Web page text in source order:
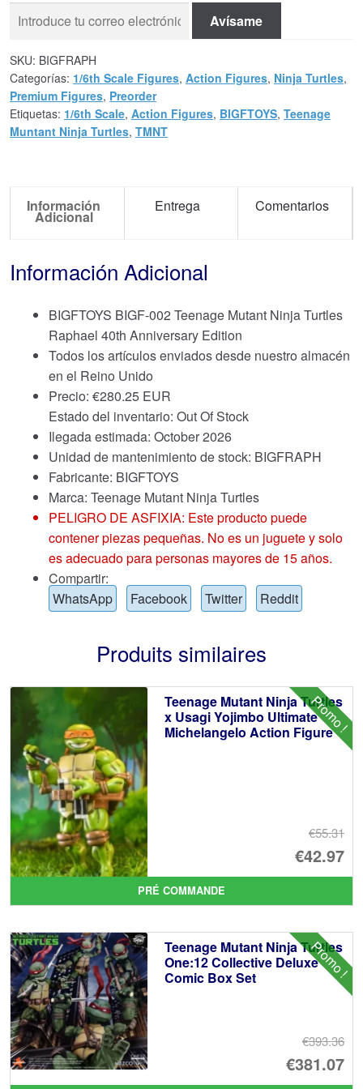
Avísame
SKU: BIGFRAPH
Categorías: 1/6th Scale Figures, Action Figures, Ninja Turtles,
Premium Figures, Preorder
Etiquetas: 1/6th Scale, Action Figures, BIGFTOYS, Teenage
Muntant Ninja Turtles, TMNT
Información
Adicional
Entrega Comentarios
Información Adicional
BIGFTOYS BIGF-002 Teenage Mutant Ninja Turtles
Raphael 40th Anniversary Edition
Todos los artículos enviados desde nuestro almacén
en el Reino Unido
Precio: €280.25 EUR
Estado del inventario: Out Of Stock
Ilegada estimada: October 2026
Unidad de mantenimiento de stock: BIGFRAPH
Fabricante: BIGFTOYS
Marca: Teenage Mutant Ninja Turtles
PELIGRO DE ASFIXIA: Este producto puede
contener piezas pequeñas. No es un juguete y solo
es adecuado para personas mayores de 15 años.
Compartir:
WhatsApp
Facebook Twitter Reddit
Produits similaires
Promo !
Teenage Mutant Ninja Turtles
x Usagi Yojimbo Ultimate
Michelangelo Action Figure
€55.31
Le
€42.97
Le
PRÉ COMMANDE
Promo !
Teenage Mutant Ninja Turtles
One:12 Collective Deluxe
Comic Box Set
€393.36
Le
€381.07